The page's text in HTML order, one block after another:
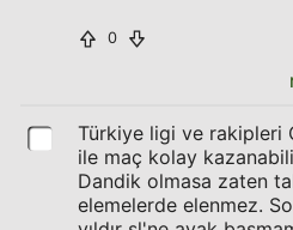
0
Türkiye ligi ve rakipleri
ile maç kolay
Dandik olmasa zaten
elemelerde elenmez.